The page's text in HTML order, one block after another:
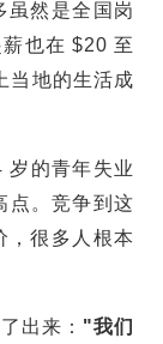
虽然是全国岗
也在 $20 至
当地的生活成
的青年失业
点。竞争到这
，很多人根本
出来： "我们